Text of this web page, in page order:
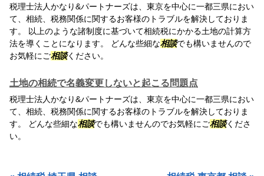
税理士法人かなり&パートナーズは、東京を中心に一都三県におい
て、相続、税務関係に関するお客様のトラブルを解決しておりま
す。 以上のような諸制度に基づいて相続税にかかる土地の計算方
法を導くことになります。 どんな些細な相談でも構いませんので
お気軽にご相談ください。
土地の相続で名義変更しないと起こる問題点
税理士法人かなり&パートナーズは、東京を中心に一都三県におい
て、相続、税務関係に関するお客様のトラブルを解決しておりま
す。 どんな些細な相談でも構いませんのでお気軽にご相談くださ
い。